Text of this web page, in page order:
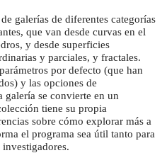
galerías de diferentes categorías
que van desde curvas en el
y desde superficies
y parciales, y fractales.
por defecto (que han
y las opciones de
galería se convierte en un
tiene su propia
sobre cómo explorar más a
el programa sea útil tanto para